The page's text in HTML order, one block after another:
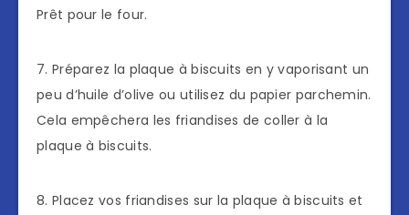
Prêt pour le four.
7. Préparez la plaque à biscuits en y vaporisant un
peu d’huile d’olive ou utilisez du papier parchemin.
Cela empêchera les friandises de coller à la
plaque à biscuits.
8. Placez vos friandises sur la plaque à biscuits et